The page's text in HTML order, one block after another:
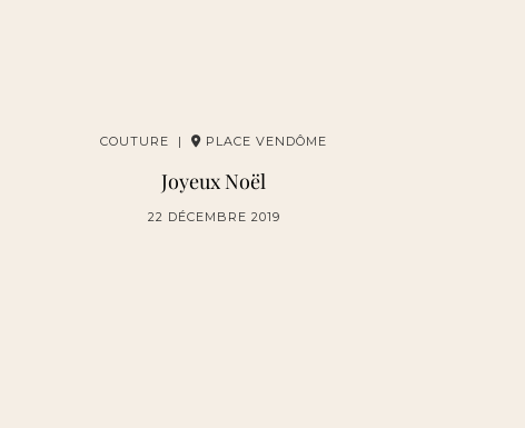
COUTURE | PLACE VENDÔME
Joyeux Noël
22 DÉCEMBRE 2019